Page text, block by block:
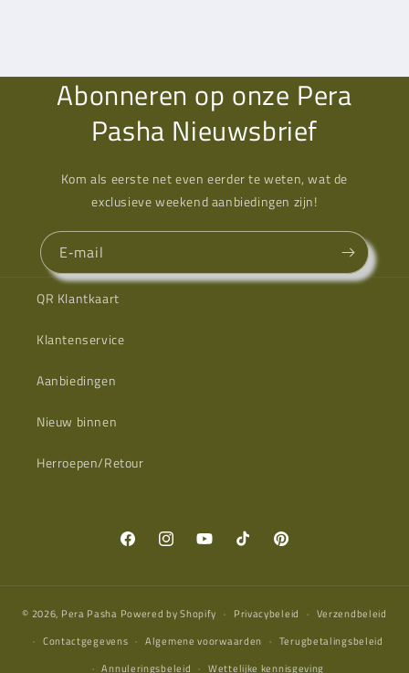
Abonneren op onze Pera
Pasha Nieuwsbrief
Kom als eerste net even eerder te weten, wat de
exclusieve weekend aanbiedingen zijn!
E‑mail
QR Klantkaart
Klantenservice
Aanbiedingen
Nieuw binnen
Herroepen/Retour
FacebookInstagramYouTubeTikTok Pinterest
© 2026, Pera Pasha Powered by Shopify Privacybeleid
Verzendbeleid
Contactgegevens
Algemene voorwaarden
Terugbetalingsbeleid
Annuleringsbeleid
Wettelijke kennisgeving